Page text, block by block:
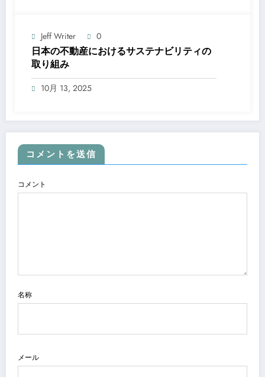
Jeff Writer 0
日本の不動産におけるサステナビリティの
取り組み
10月 13, 2025
コメントを送信
コメント
名称
メール